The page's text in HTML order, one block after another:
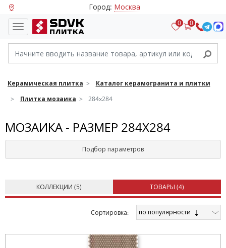
Город: Москва
0 0
Керамическая плитка
Каталог керамогранита и плитки
Плитка мозаика
284x284
МОЗАИКА - РАЗМЕР 284X284
Подбор параметров
КОЛЛЕКЦИИ (5) ТОВАРЫ (4)
Cортировка: по популярности